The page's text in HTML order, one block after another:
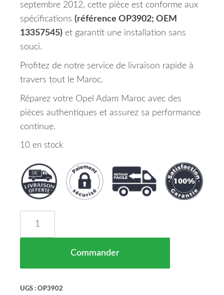
septembre 2012, cette pièce est conforme aux
spécifications (référence OP3902; OEM
13357545) et garantit une installation sans
souci.
Profitez de notre service de livraison rapide à
travers tout le Maroc.
Réparez votre Opel Adam Maroc avec des
pièces authentiques et assurez sa performance
continue.
10 en stock
Commander
UGS : OP3902